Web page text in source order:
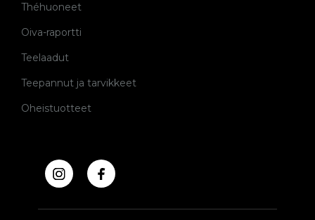
Théhuoneet
Oiva-raportti
Teelaadut
Teepannut ja tarvikkeet
Oheistuotteet